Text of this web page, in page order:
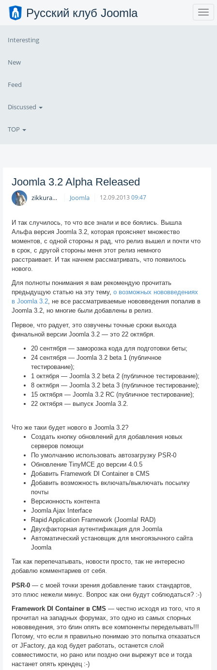
Русский клуб Joomla
Interesting
New
Feed
Discussed
TOP
Joomla 3.2 Alpha Released
zikkuratvk Joomla 12.09.2013 09:47
И так случилось, то что все знали и все боялись. Вышла
Альфа версия Joomla 3.2, которая проясняет множество
моментов, с одной стороны я рад, что релиз вышел и почти что
в срок, с другой стороны меня этот релиз немного
расстраивает. И так начнем рассматривать, что появилось
нового.
Для полноты понимания я вам рекомендую прочитать
предыдущую статью на эту тему, о возможных нововведениях
в Joomla 3.2, не все рассматриваемые нововведения попалив в
Joomla 3.2, но многие были добавлены в релиз.
Первое, что радует, это озвучены точные сроки выхода
финальной версии Joomla 3.2 — это 22 октября.
20 сентября — заморозка кода для подготовки беты;
24 сентября — Joomla 3.2 beta 1 (публичное
тестирование);
1 октября — Joomla 3.2 beta 2 (публичное тестирование);
8 октября — Joomla 3.2 beta 3 (публичное тестирование);
15 октября — Joomla 3.2 RC (публичное тестирование);
22 октября — выпуск Joomla 3.2.
Что же таки будет нового в Joomla 3.2?
Создать кнопку обновлений для добавления новых
серверов помощи
По умолчанию использовать автозагрузку PSR-0
Обновление TinyMCE до версии 4.0.5
Добавить Framework DI Container в CMS
Добавить возможность включать/выключать посылку
почты
Версионность контента
Joomla Ajax Interface
Rapid Application Framework (Joomla! RAD)
Двухфакторная аутентификация для Joomla
Автоматический установщик для многоязычного сайта
Joomla
Так как перепечатывать, новости просто, так не интересно
добавлю комментариев от себя.
PSR-0 — с моей точки зрения добавление таких стандартов,
это плюс нежели минус. Вопрос как они будут соблюдаться? :-)
Framework DI Container в CMS — честно исходя из того, что я
прочитал на западных форумах, это одно из самых спорных
нововведения, это блин опять все компоненты переделывать!!!
Потому, что если я правильно понимаю это попытка отказаться
от JFactory, да код будет работать, останется слой
совместимости, но рано или поздно они вырежут все и тогда
настанет опять крендец :-)